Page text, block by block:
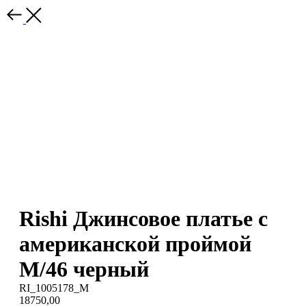
Rishi Джинсовое платье с
американской проймой
M/46 черный
RI_1005178_M
18750,00